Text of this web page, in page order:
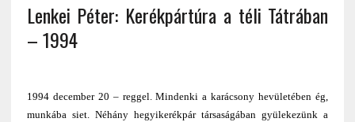
Lenkei Péter: Kerékpártúra a téli Tátrában
– 1994
1994 december 20 – reggel. Mindenki a karácsony hevületében ég,
munkába siet. Néhány hegyikerékpár társaságában gyülekezünk a